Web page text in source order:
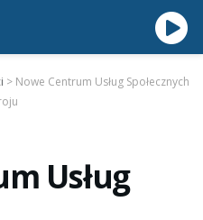
> Nowe Centrum Usług Społecznych
Usług